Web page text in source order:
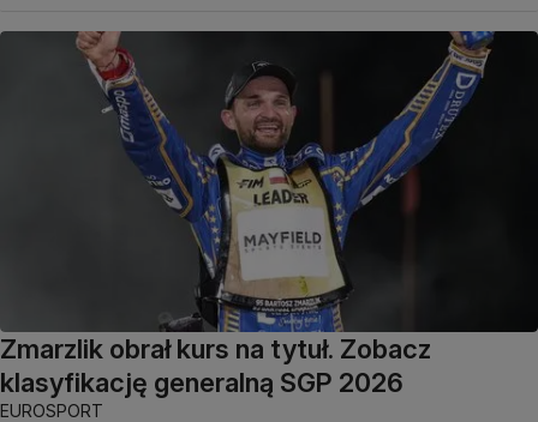
Zmarzlik obrał kurs na tytuł. Zobacz
klasyfikację generalną SGP 2026
EUROSPORT